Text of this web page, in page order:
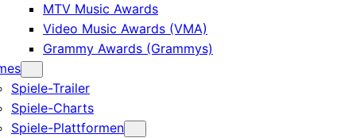
MTV Music Awards
Video Music Awards (VMA)
Grammy Awards (Grammys)
Spiele-Trailer
Spiele-Charts
Spiele-Plattformen